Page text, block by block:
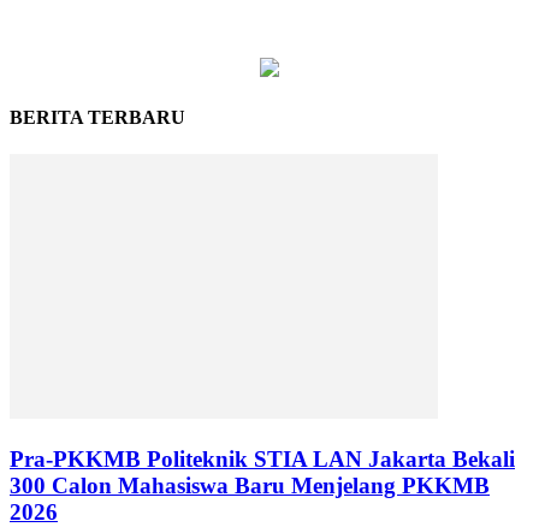
BERITA TERBARU
Pra-PKKMB Politeknik STIA LAN Jakarta Bekali
300 Calon Mahasiswa Baru Menjelang PKKMB
2026